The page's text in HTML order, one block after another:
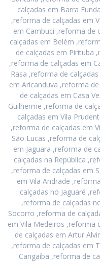
calçadas em Barra
,reforma de calçadas em
em Cambuci ,reforma de
calçadas em Belém
de calçadas em Pirituba
,reforma de calçadas em
Rasa ,reforma de
em Aricanduva ,reforma
de calçadas em Casa
Guilherme ,reforma de
calçadas em Vila
,reforma de calçadas em
São Lucas ,reforma de
em Jaguara ,reforma de
calçadas na República
,reforma de calçadas em
em Vila Andrade
calçadas no Jaguaré
,reforma de calçadas
Socorro ,reforma de
em Vila Medeiros ,reforma
de calçadas em Artur
,reforma de calçadas em
Cangaíba ,reforma de